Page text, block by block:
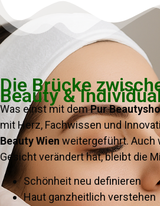
Die Brücke
Beauty &
Was einst mit demPur
mit Herz, Fachwissen und
Beauty Wien weitergeführt. Auch
Gesicht verändert hat, bleibt die
Schönheit neu definieren
Haut ganzheitlich verstehen